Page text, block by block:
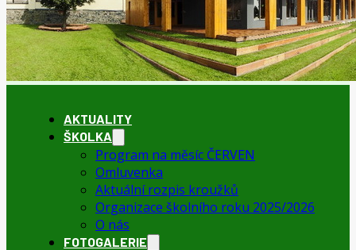
AKTUALITY
ŠKOLKA
Program na měsíc ČERVEN
Omluvenka
Aktuální rozpis kroužků
Organizace školního roku 2025/2026
O nás
FOTOGALERIE